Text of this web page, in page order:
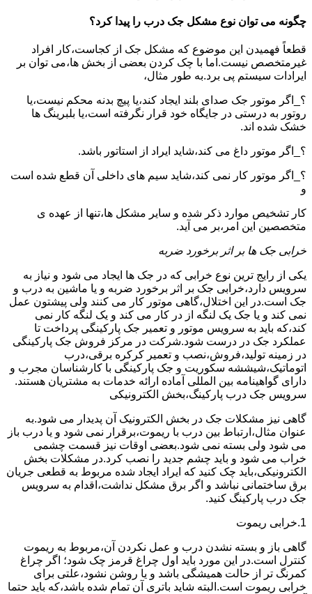
چگونه می توان نوع مشکل جک درب را پیدا کرد؟
قطعاً فهمیدن این موضوع که مشکل جک از کجاست،کار افراد
غیرمتخصص نیست.اما با چک کردن بعضی از بخش ها،می توان بر
ایرادات سیستم پی برد.به طور مثال،
؟_اگر موتور جک صدای بلند ایجاد کند،یا پیچ بدنه محکم نیست،یا
روتور به درستی در جایگاه خود قرار نگرفته است،یا بلبرینگ ها
خشک شده اند.
؟_اگر موتور داغ می کند،شاید ایراد از استاتور باشد.
؟_اگر موتور کار نمی کند،شاید سیم های داخلی آن قطع شده است
و
کار تشخیص موارد ذکر شده و سایر مشکل ها،تنها از عهده ی
متخصصین این امر،بر می آید.
خرابی جک ها بر اثر برخورد ضربه
یکی از رایج ترین نوع خرابی که در جک ها ایجاد می شود و نیاز به
سرویس دارد،خرابی جک بر اثر برخورد ضربه و یا ماشین به درب و
جک است.در این اختلال،گاهی موتور کار می کنند ولی پیشتون عمل
نمی کند و یا جک یک لنگه از در کار می کند و یک لنگه کار نمی
کند،که باید به سرویس موتور و تعمیر جک پارکینگی پرداخت تا
عملکرد جک در درست شود.شرکت در مرکز فروش جک پارکینگی
در زمینه تولید،فروش،نصب و تعمیر کرکره برقی،درب
اتوماتیک،شیششه سکوریت و جک پارکینگی با کارشناسان مجرب و
دارای گواهینامه بین المللی آماده ارائه خدمات به مشتریان هستند.
سرویس جک درب پارکینگ،بخش الکترونیکی
گاهی نیز مشکلات جک در بخش الکترونیک آن پدیدار می شود.به
عنوان مثال،ارتباط بین درب با ریموت،برقرار نمی شود و یا درب باز
می شود ولی بسته نمی شود.بعضی اوقات نیز قسمت چشمی
خراب می شود و باید چشم جدید را نصب کرد.در مشکلات بخش
الکترونیکی،باید چک کنید که ایراد ایجاد شده مربوط به قطعی جریان
برق ساختمانی نباشد و اگر برق مشکل نداشت،اقدام به سرویس
جک درب پارکینگ کنید.
1.خرابی ریموت
گاهی باز و بسته نشدن درب و عمل نکردن آن،مربوط به ریموت
کنترل است.در این مورد باید اول چراغ قرمز چک شود؛ اگر چراغ
کمرنگ تر از حالت همیشگی باشد و یا روشن نشود،علتی برای
خرابی ریموت است.البته شاید باتری آن تمام شده باشد،که باید حتما